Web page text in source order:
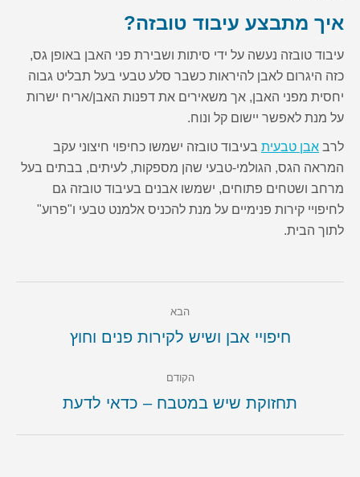
איך מתבצע עיבוד טובזה?
עיבוד טובזה נעשה על ידי סיתות ושבירת פני האבן באופן גס,
כזה היגרום לאבן להיראות כשבר סלע טבעי בעל תבליט גבוה
יחסית מפני האבן, אך משאירים את דפנות האבן/אריח ישרות
על מנת לאפשר יישום קל ונוח.
לרב אבן טבעית בעיבוד טובזה ישמשו כחיפוי חיצוני עקב
המראה הגס, הגולמי-טבעי שהן מספקות, לעיתים, בבתים בעל
מרחב ושטחים פתוחים, ישמשו אבנים בעיבוד טובזה גם
לחיפויי קירות פנימיים על מנת להכניס אלמנט טבעי ו"פרוע"
לתוך הבית.
הקודם
הקודם
תחזוקת שיש במטבח – כדאי לדעת
הבא
הבא
חיפויי אבן ושיש לקירות פנים וחוץ